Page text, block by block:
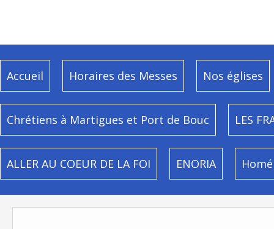
Accueil Horaires des Messes Nos églises
Chrétiens à Martigues et Port de Bouc LES
ALLER AU COEUR DE LA FOI ENORIA